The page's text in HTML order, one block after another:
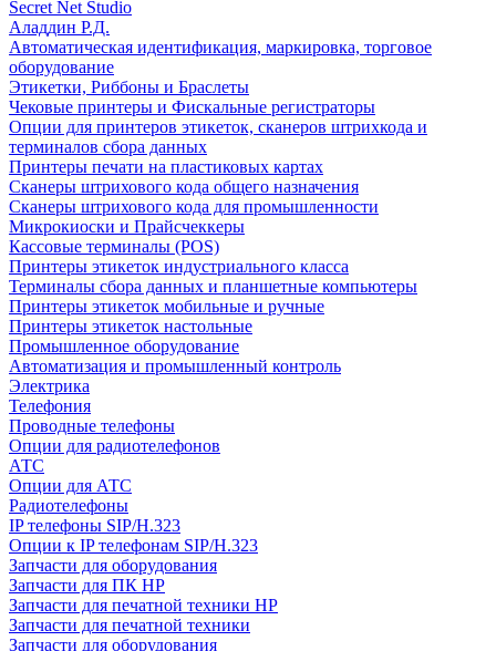
Secret Net Studio
Аладдин Р.Д.
Автоматическая идентификация, маркировка, торговое
оборудование
Этикетки, Риббоны и Браслеты
Чековые принтеры и Фискальные регистраторы
Опции для принтеров этикеток, сканеров штрихкода и
терминалов сбора данных
Принтеры печати на пластиковых картах
Сканеры штрихового кода общего назначения
Сканеры штрихового кода для промышленности
Микрокиоски и Прайсчеккеры
Кассовые терминалы (POS)
Принтеры этикеток индустриального класса
Терминалы сбора данных и планшетные компьютеры
Принтеры этикеток мобильные и ручные
Принтеры этикеток настольные
Промышленное оборудование
Автоматизация и промышленный контроль
Электрика
Телефония
Проводные телефоны
Опции для радиотелефонов
АТС
Опции для АТС
Радиотелефоны
IP телефоны SIP/H.323
Опции к IP телефонам SIP/H.323
Запчасти для оборудования
Запчасти для ПК HP
Запчасти для печатной техники HP
Запчасти для печатной техники
Запчасти для оборудования